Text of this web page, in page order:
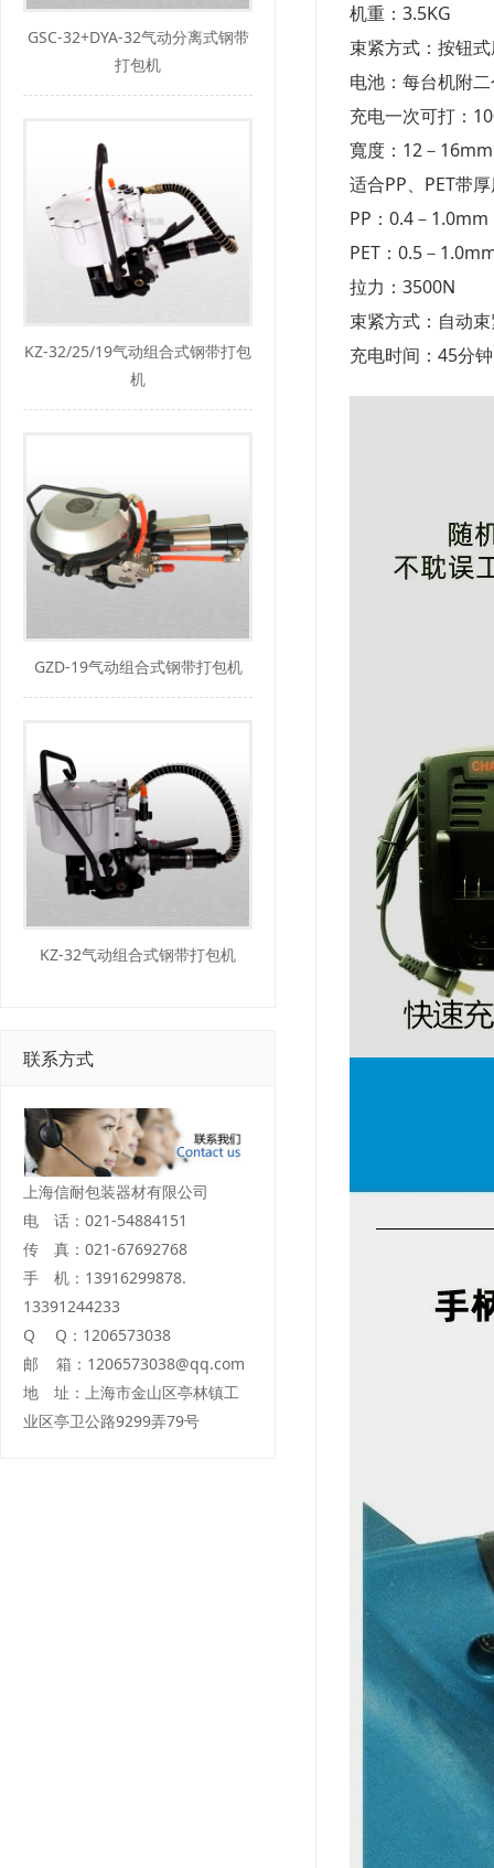
GSC-32+DYA-32气动分离式钢带
打包机
KZ-32/25/19气动组合式钢带打包
机
GZD-19气动组合式钢带打包机
KZ-32气动组合式钢带打包机
联系方式
上海信耐包装器材有限公司
电 话：021-54884151
传 真：021-67692768
手 机：13916299878.
13391244233
Q Q：1206573038
邮 箱：1206573038@qq.com
地 址：上海市金山区亭林镇工
业区亭卫公路9299弄79号
机重：3.5KG
束紧方式：按钮
电池：每台机附
充电一次可打：
寬度：12－
适合PP、PET带
PP：0.4－1.0mm
PET：0.5－
拉力：3500N
束紧方式：自动
充电时间：45分钟